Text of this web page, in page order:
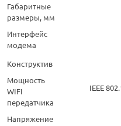
Габаритные
размеры, мм
Интерфейс
модема
Конструктив
Мощность
WIFI
передатчика
IEEE
Напряжение